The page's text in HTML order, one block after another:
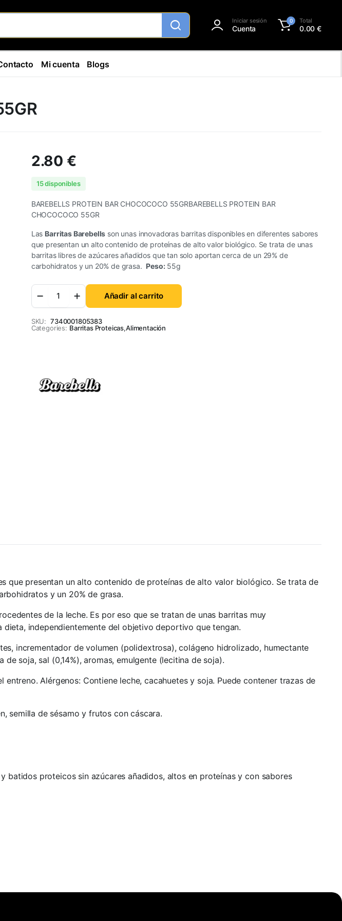
Iniciar sesión
Cuenta
0 Total
0.00€
Mi cuenta Blogs
2.80 €
15 disponibles
BAREBELLS PROTEIN BAR CHOCOCOCO 55GRBAREBELLS PROTEIN BAR
CHOCOCOCO 55GR
Las Barritas Barebells son unas innovadoras barritas disponibles en diferentes sabores
que presentan un alto contenido de proteínas de alto valor biológico. Se trata de unas
barritas libres de azúcares añadidos que tan solo aportan cerca de un 29% de
carbohidratos y un 20% de grasa. Peso:55g
Añadir al carrito
SKU: 7340001805383
Categories: Barritas Proteicas,Alimentación
que presentan un alto contenido de proteínas de alto valor biológico. Se trata de
y un 20% de grasa.
de la leche. Es por eso que se tratan de unas barritas muy
independientemente del objetivo deportivo que tengan.
incrementador de volumen (polidextrosa), colágeno hidrolizado, humectante
soja, sal (0,14%), aromas, emulgente (lecitina de soja).
Alérgenos: Contiene leche, cacahuetes y soja. Puede contener trazas de
semilla de sésamo y frutos con cáscara.
batidos proteicos sin azúcares añadidos, altos en proteínas y con sabores